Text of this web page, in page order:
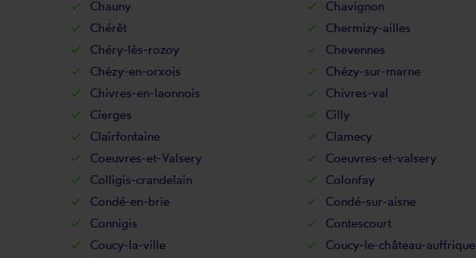
Chauny
Chavignon
Chérêt
Chermizy-ailles
Chéry-lès-rozoy
Chevennes
Chézy-en-orxois
Chézy-sur-marne
Chivres-en-laonnois
Chivres-val
Cierges
Cilly
Clairfontaine
Clamecy
Coeuvres-et-Valsery
Coeuvres-et-valsery
Colligis-crandelain
Colonfay
Condé-en-brie
Condé-sur-aisne
Connigis
Contescourt
Coucy-la-ville
Coucy-le-château-auffrique